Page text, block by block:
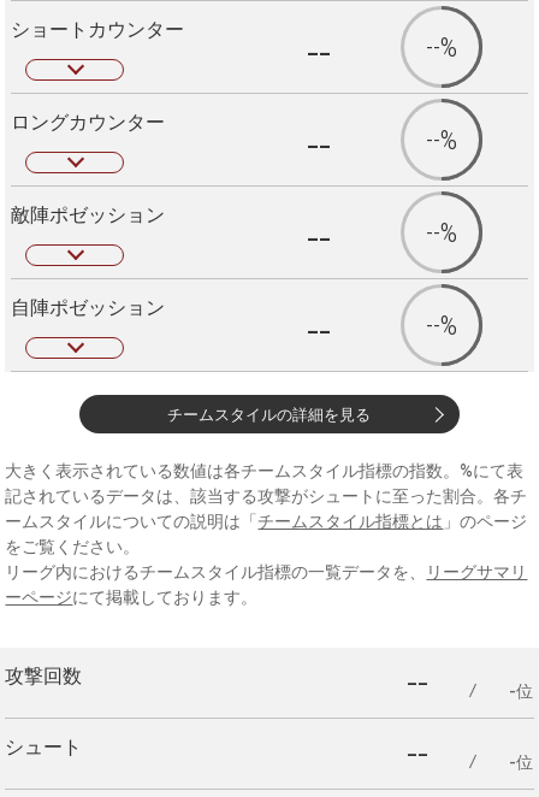
ショートカウンター -- --%
ロングカウンター -- --%
敵陣ポゼッション -- --%
自陣ポゼッション -- --%
チームスタイルの詳細を見る
大きく表示されている数値は各チームスタイル指標の指数。%にて表
記されているデータは、該当する攻撃がシュートに至った割合。各チ
ームスタイルについての説明は「 チームスタイル指標とは 」のページ
をご覧ください。
リーグ内におけるチームスタイル指標の一覧データを、
リーグサマリ
ーページにて掲載しております。
攻撃回数 -- -位
シュート -- -位